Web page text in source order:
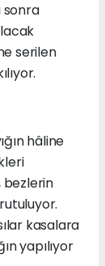
sonra
serilen
hâline
bezlerin
kasalara
yapılıyor